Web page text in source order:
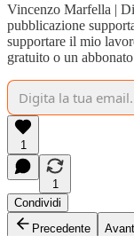
Vincenzo Marfella |
pubblicazione
supportare il mio
gratuito o un
1
1
Condividi
Precedente